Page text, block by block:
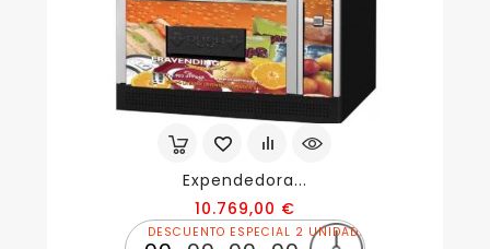
Expendedora...
10.769,00 €Precio
DESCUENTO ESPECIAL 2 UNIDADES